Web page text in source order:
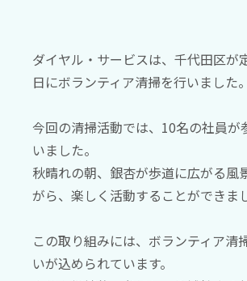
ダイヤル・サービスは、千代田区
日にボランティア清掃を行いました。
今回の清掃活動では、10名の社員
いました。
秋晴れの朝、銀杏が歩道に広がる
がら、楽しく活動することができま
この取り組みには、ボランティア
いが込められています。